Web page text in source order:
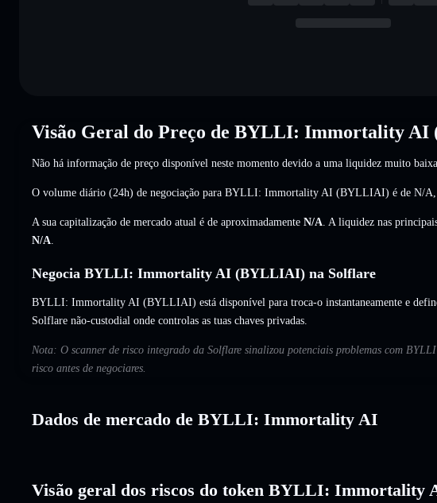
Visão Geral do Preço de BYLLI: Immortality
Não há informação de preço disponível neste momento devido a uma liquidez muito baixa.
O volume diário (24h) de negociação para BYLLI: Immortality AI (BYLLIAI) é de N/A
A sua capitalização de mercado atual é de aproximadamente N/A . A liquidez nas
N/A
Negocia BYLLI: Immortality AI (BYLLIAI) na Solflare
BYLLI: Immortality AI (BYLLIAI) está disponível para troca-o instantaneamente e
Solflare não-custodial onde controlas as tuas chaves privadas.
Nota: O scanner de risco integrado da Solflare sinalizou potenciais problemas com
risco antes de negociares.
Dados de mercado de BYLLI: Immortality AI
Visão geral dos riscos do token BYLLI: Immortality